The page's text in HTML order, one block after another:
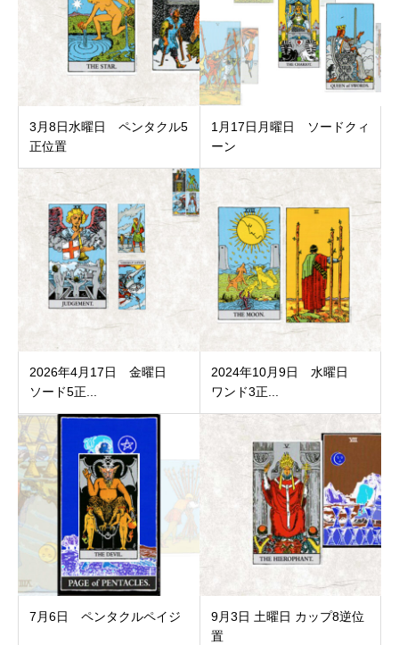
3月8日水曜日 ペンタクル5
正位置
1月17日月曜日 ソードクィ
ーン
2026年4月17日 金曜日
ソード5正...
2024年10月9日 水曜日
ワンド3正...
7月6日 ペンタクルペイジ
9月3日 土曜日 カップ8逆位
置